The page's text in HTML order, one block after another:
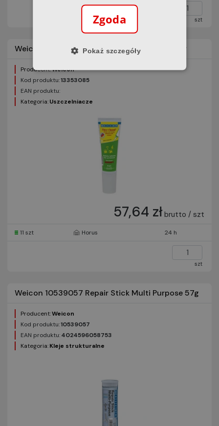
szt
Weicon 13353085 Flex+Bond 85ml bezbarwny
Producent:Weicon
Kod produktu:13353085
EAN produktu:
Kategoria:Uszczelniacze
57,64 zł brutto / szt
11 szt Horus 24 h
szt
Weicon 10539057 Repair Stick Multi Purpose 57g
Producent:Weicon
Kod produktu:10539057
EAN produktu:4024596058753
Kategoria:Kleje strukturalne
Zgoda
Pokaż szczegóły